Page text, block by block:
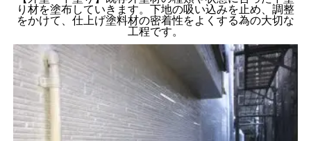
り材を塗布していきます。下地の吸い込みを止め、調整
をかけて、仕上げ塗料材の密着性をよくする為の大切な
工程です。